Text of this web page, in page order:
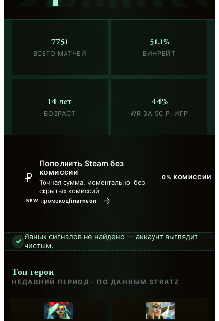
7751
ВСЕГО МАТЧЕЙ
51.1%
ВИНРЕЙТ
14 лет
ВОЗРАСТ
44%
WR ЗА 50 Р. ИГР
0% КОМИССИИ
NEW промокодfinarneon
Пополнить Steam без
комиссии
Точная сумма, моментально, без
скрытых комиссий
→
✓ Явных сигналов не найдено — аккаунт выглядит
чистым.
Топ герои
НЕДАВНИЙ ПЕРИОД · ПО ДАННЫМ STRATZ